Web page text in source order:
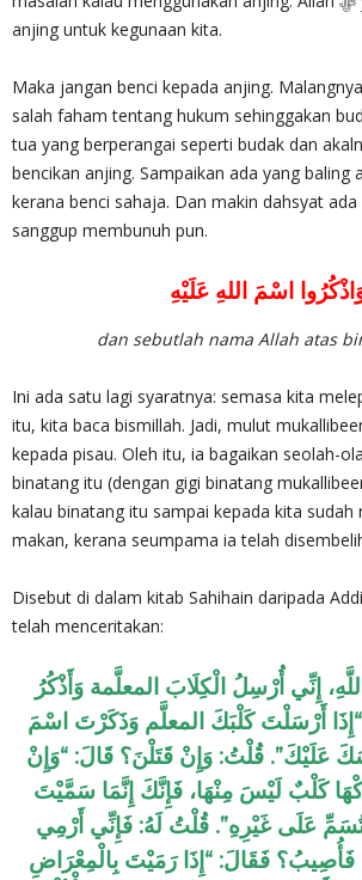
anjing untuk kegunaan kita.
Maka jangan benci kepada anjing.
salah faham tentang hukum sehinggakan
tua yang berperangai seperti budak dan
bencikan anjing. Sampaikan ada yang baling
kerana benci sahaja. Dan makin dahsyat ada
sanggup membunuh pun.
اسْمَ اللهِ عَلَيْهِ
dan sebutlah nama Allah atas
Ini ada satu lagi syaratnya: semasa kita
itu, kita baca bismillah. Jadi, mulut
kepada pisau. Oleh itu, ia bagaikan seolah-
binatang itu (dengan gigi binatang
kalau binatang itu sampai kepada kita sudah
makan, kerana seumpama ia telah
Disebut di dalam kitab Sahihain daripada
telah menceritakan:
إِنِّي أُرْسِلُ الْكِلَابَ المعلَّمة وَأَذْكُرُ
أَرْسَلْتَ كَلْبَكَ المعلَّم وَذَكَرْتَ اسْمَ
عَلَيْكَ”. قُلْتُ: وَإِنْ قَتَلْنَ؟ قَالَ: “وَإِنْ
كَلْبٌ لَيْسَ مِنْهَا، فَإِنَّكَ إِنَّمَا سَمَّيْتَ
عَلَى غَيْرِهِ”. قُلْتُ لَهُ: فَإِنِّي أَرْمِي
فَأُصِيبُ؟ فَقَالَ: “إِذَا رَمَيْتَ بِالْمِعْرَاضِ